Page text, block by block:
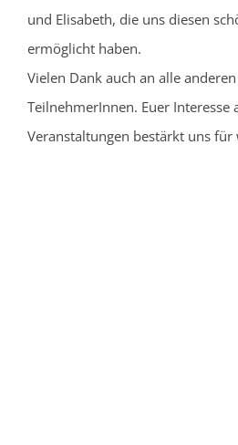
und Elisabeth, die uns diesen
ermöglicht haben.
Vielen Dank auch an alle anderen
TeilnehmerInnen. Euer Interesse
Veranstaltungen bestärkt uns